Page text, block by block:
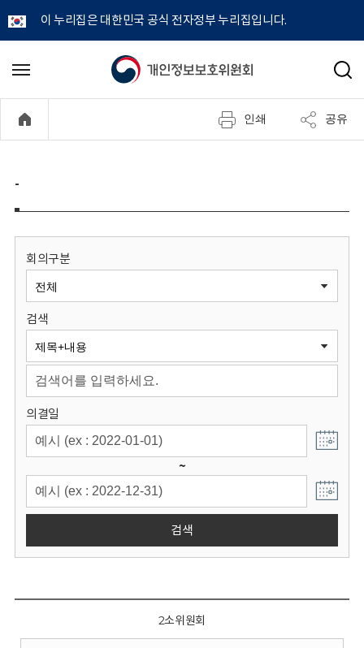
이 누리집은 대한민국 공식 전자정부 누리집입니다.
개
정
보
원
회
메
기
검
인쇄 공유
-
회의구분
검색
의결일
~
검색
2소위원회